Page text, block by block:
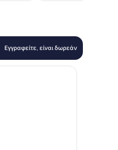
Εγγραφείτε, είναι δωρεάν